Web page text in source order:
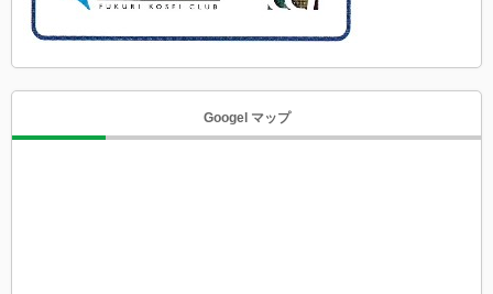
Googel マップ